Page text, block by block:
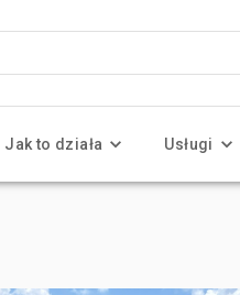
Jak to działa Usługi